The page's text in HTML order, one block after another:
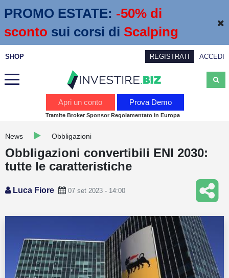
PROMO ESTATE: -50% di
sconto sui corsi di Scalping
SHOP REGISTRATI ACCEDI
Calendario economico
Webinar
Guide
Quotazioni
Apri un conto Prova Demo
Tramite Broker Sponsor Regolamentato in Europa
News Obbligazioni
Obbligazioni convertibili ENI 2030:
tutte le caratteristiche
Luca Fiore 07 set 2023 - 14:00